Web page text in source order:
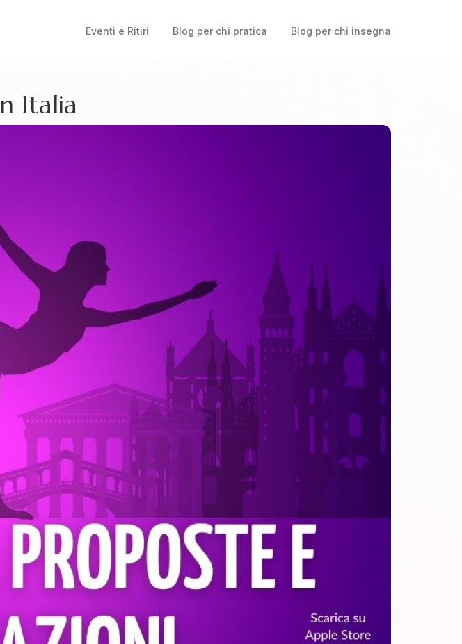
Eventi e Ritiri Blog per chi pratica Blog per chi insegna
Italia